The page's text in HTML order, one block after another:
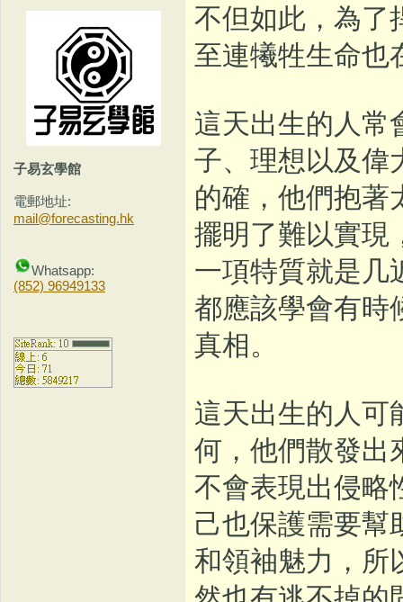
子易玄學館
電郵地址:
mail@forecasting.hk
Whatsapp:
(852) 96949133
不但如此，為了
至連犧牲生命也
這天出生的人常
子、理想以及偉
的確，他們抱著
擺明了難以實現
一項特質就是几
都應該學會有時
真相。
這天出生的人可
何，他們散發出
不會表現出侵略
己也保護需要幫
和領袖魅力，所